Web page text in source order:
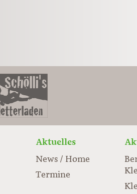
Aktuelles
News / Home
Termine